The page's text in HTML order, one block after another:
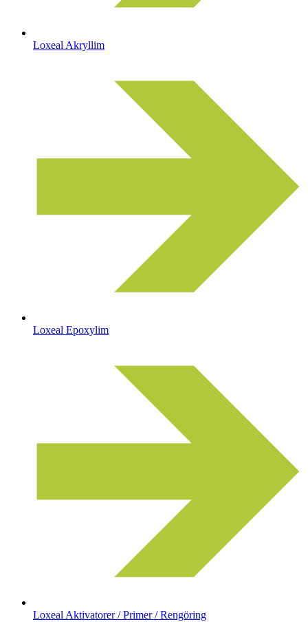
Loxeal Akryllim
Loxeal Epoxylim
Loxeal Aktivatorer / Primer / Rengöring